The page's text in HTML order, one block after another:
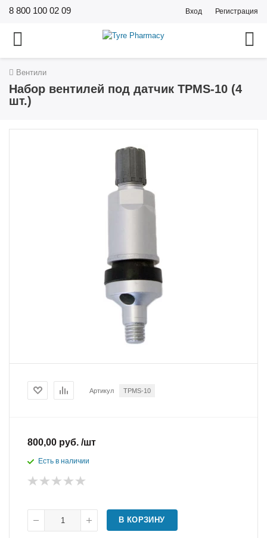
8 800 100 02 09 Вход Регистрация
Вентили
Набор вентилей под датчик TPMS-10 (4
шт.)
Артикул TPMS-10
800,00 руб. /шт
Есть в наличии
В КОРЗИНУ